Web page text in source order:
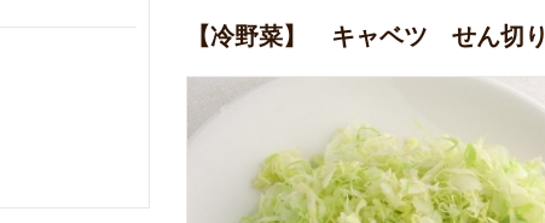
【冷野菜】 キャベツ せん切り